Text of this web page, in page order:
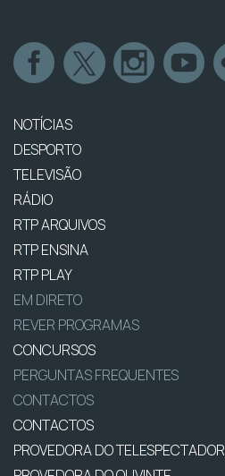
NOTÍCIAS
DESPORTO
TELEVISÃO
RÁDIO
RTP ARQUIVOS
RTP ENSINA
RTP PLAY
EM DIRETO
REVER PROGRAMAS
CONCURSOS
PERGUNTAS FREQUENTES
CONTACTOS
CONTACTOS
PROVEDORA DO TELESPECTADOR